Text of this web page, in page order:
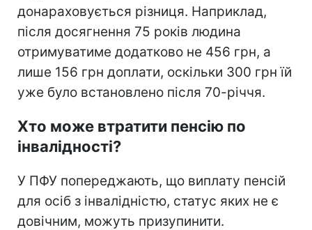
донараховується різниця. Наприклад,
після досягнення 75 років людина
отримуватиме додатково не 456 грн, а
лише 156 грн доплати, оскільки 300 грн їй
уже було встановлено після 70-річчя.
Хто може втратити пенсію по
інвалідності?
У ПФУ попереджають, що виплату пенсій
для осіб з інвалідністю, статус яких не є
довічним, можуть призупинити.